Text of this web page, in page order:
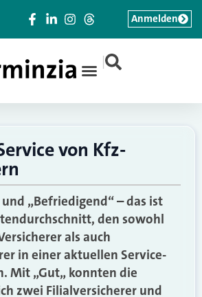
|
Anmelden
von Kfz-
„Befriedigend“ – das ist
den sowohl
als auch
in einer aktuellen Service-
Mit „Gut„ konnten die
zwei Filialversicherer und